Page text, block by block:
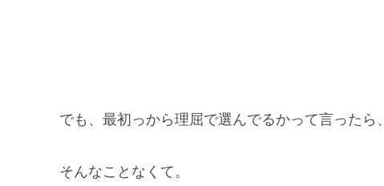
でも、最初っから理屈で選んでるかって言ったら、
そんなことなくて。